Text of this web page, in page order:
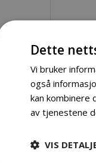
Gå
av
bildegalleri
Dette
Vi bruker
også
kan kombinere
av tjenestene
VIS